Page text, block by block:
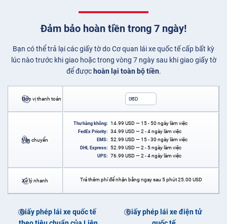
Đảm bảo hoàn tiền trong 7 ngày!
Bạn có thể trả lại các giấy tờ do Cơ quan lái xe quốc tế cấp bất kỳ
lúc nào trước khi giao hoặc trong vòng 7 ngày sau khi giao giấy tờ
để được hoàn lại toàn bộ tiền.
Đơn vị thanh toán USD
Vận chuyển
Thư hàng không: 14.99 USD — 15 - 50 ngày làm việc
FedEx Priority: 34.99 USD — 2 - 4 ngày làm việc
EMS: 52.99 USD — 15 - 30 ngày làm việc
DHL Express: 52.99 USD — 2 - 5 ngày làm việc
UPS: 76.99 USD — 2 - 4 ngày làm việc
Xử lý nhanh Trả thêm phí để nhận bằng ngay sau 5 phút25.00 USD
Giấy phép lái xe quốc tế
Giấy phép lái xe điện tử